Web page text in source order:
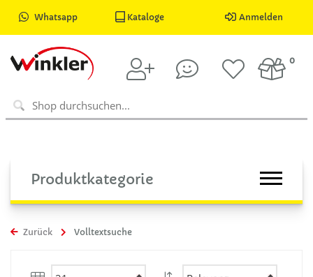
Whatsapp Kataloge Anmelden
0
Produktkategorie
Zurück Volltextsuche